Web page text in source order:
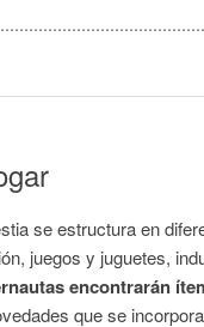
se estructura en
juegos y juguetes,
encontrarán
que se